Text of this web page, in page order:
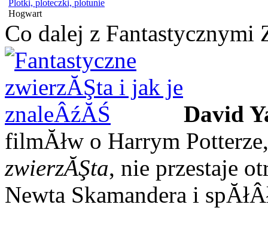
Plotki, ploteczki, plotunie
Hogwart
Co dalej z Fantastycznymi
David
filmĂłw o Harrym
zwierzĂŞta, nie przestaje
Newta Skamandera i